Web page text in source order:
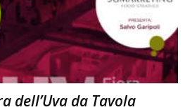
dell’Uva da Tavola